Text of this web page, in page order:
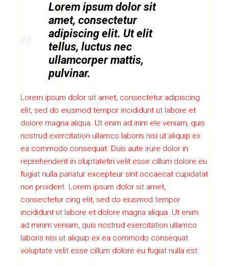
Lorem ipsum dolor sit
amet, consectetur
adipiscing elit. Ut elit
tellus, luctus nec
ullamcorper mattis,
pulvinar.
Lorem ipsum dolor sit amet, consectetur adipiscing
elit, sed do eiusmod tempor incididunt ut labore et
dolore magna aliqua. Ut enim ad inim ele veniam, quis
nostrud exercitation ullamco laboris nisi ut aliquip ex
ea commodo consequat. Duis aute irure dolor in
reprehenderit in oluptatetin velit esse cillum dolore eu
fugiat nulla pariatur excepteur sint occaecat cupidatat
non proident. Lorem ipsum dolor sit amet,
consectetur cing elit, sed do eiusmod tempor
incididunt ut labore et dolore magna aliqua. Ut enim
ad minim veniam, quis nostrud exercitation ullamco
laboris nisi ut aliquip ex ea commodo consequat
voluptate velit esse cillum dolore eu fugiat nulla est.